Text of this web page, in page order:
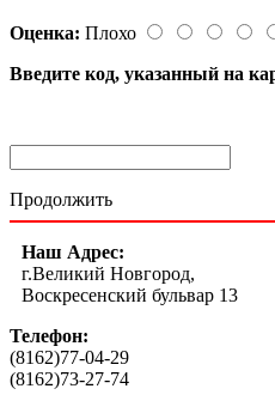
Оценка: Плохо
Введите код, указанный на
Продолжить
Наш Адрес:
г.Великий Новгород,
Воскресенский бульвар 13
Телефон:
(8162)77-04-29
(8162)73-27-74